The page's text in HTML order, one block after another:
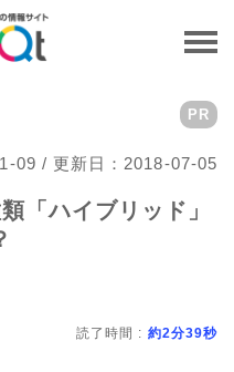
09 / 更新日：2018-07-05
PR
「ハイブリッド」
読了時間 : 約2分39秒